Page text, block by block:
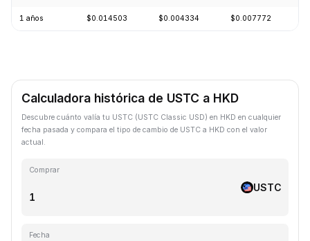
1 años $0.014503 $0.004334 $0.007772
Calculadora histórica de USTC a HKD
Descubre cuánto valía tu USTC (USTC Classic USD) en HKD en cualquier
fecha pasada y compara el tipo de cambio de USTC a HKD con el valor
actual.
Comprar
USTC
Fecha